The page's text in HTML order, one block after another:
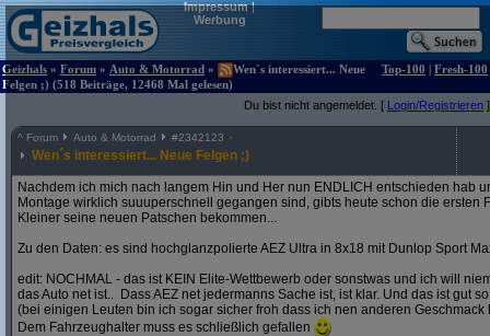
Impressum|
Werbung
Geizhals » Forum » Auto & Motorrad »
Wen´s interessiert... Neue
Felgen ;) (518 Beiträge, 12468 Mal gelesen)
Top-100 | Fresh-100
Du bist nicht angemeldet. [ Login/Registrieren ]
^ Forum Auto & Motorrad #2342123
Wen´s interessiert... Neue Felgen ;)
Nachdem ich mich nach langem Hin und Her nun ENDLICH entschieden hab
Montage wirklich suuuperschnell gegangen sind, gibts heute schon die ersten
Kleiner seine neuen Patschen bekommen...
Zu den Daten: es sind hochglanzpolierte AEZ Ultra in 8x18 mit Dunlop Sport
edit: NOCHMAL - das ist KEIN Elite-Wettbewerb oder sonstwas und ich will
das Auto net ist.. Dass AEZ net jedermanns Sache ist, ist klar. Und das ist gut
(bei einigen Leuten bin ich sogar sicher froh dass ich nen anderen Geschmack
Dem Fahrzeughalter muss es schließlich gefallen